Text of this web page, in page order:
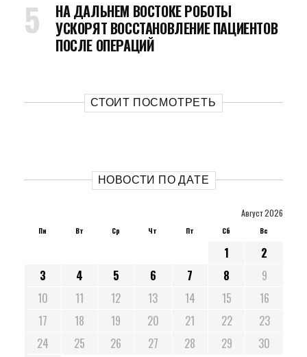
НА ДАЛЬНЕМ ВОСТОКЕ РОБОТЫ
УСКОРЯТ ВОССТАНОВЛЕНИЕ ПАЦИЕНТОВ
ПОСЛЕ ОПЕРАЦИЙ
СТОИТ ПОСМОТРЕТЬ
НОВОСТИ ПО ДАТЕ
Август 2026
Пн Вт Ср Чт Пт Сб Вс
1
2
3
4 5 6 7 8
9
10
11 12 13 14 15
16
17
18 19 20 21 22
23
24
25 26 27 28 29
30